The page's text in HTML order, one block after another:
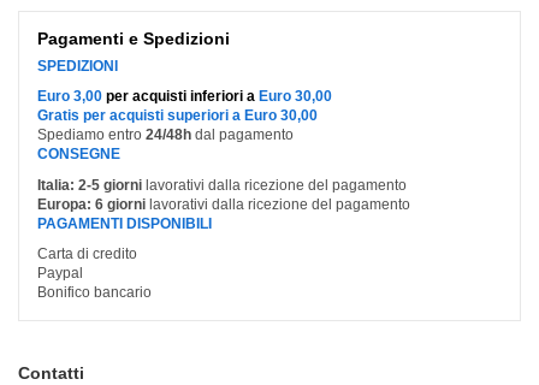
Pagamenti e Spedizioni
SPEDIZIONI
Euro 3,00 per acquisti inferiori a Euro 30,00
Gratis per acquisti superiori a Euro 30,00
Spediamo entro 24/48h dal pagamento
CONSEGNE
Italia: 2-5 giorni lavorativi dalla ricezione del pagamento
Europa: 6 giorni lavorativi dalla ricezione del pagamento
PAGAMENTI DISPONIBILI
Carta di credito
Paypal
Bonifico bancario
Contatti